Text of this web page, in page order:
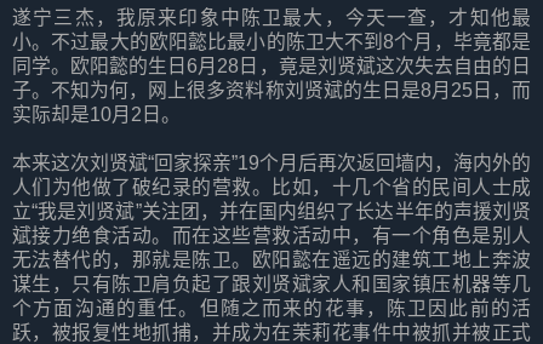
遂宁三杰，我原来印象中陈卫最大，今天一查，才知他最
小。不过最大的欧阳懿比最小的陈卫大不到8个月，毕竟都是
同学。欧阳懿的生日6月28日，竟是刘贤斌这次失去自由的日
子。不知为何，网上很多资料称刘贤斌的生日是8月25日，而
实际却是10月2日。
本来这次刘贤斌“回家探亲”19个月后再次返回墙内，海内外的
人们为他做了破纪录的营救。比如，十几个省的民间人士成
立“我是刘贤斌”关注团，并在国内组织了长达半年的声援刘贤
斌接力绝食活动。而在这些营救活动中，有一个角色是别人
无法替代的，那就是陈卫。欧阳懿在遥远的建筑工地上奔波
谋生，只有陈卫肩负起了跟刘贤斌家人和国家镇压机器等几
个方面沟通的重任。但随之而来的花事，陈卫因此前的活
跃，被报复性地抓捕，并成为在茉莉花事件中被抓并被正式